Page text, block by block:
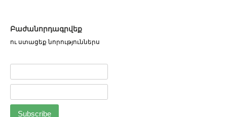
Բաժանորդագրվեք
ու ստացեք նորություններս